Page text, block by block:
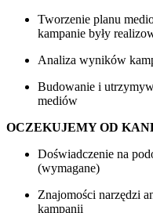
Tworzenie planu
kampanie były
Analiza wyników
Budowanie i
mediów
OCZEKUJEMY OD
Doświadczenie na
(wymagane)
Znajomości narzędzi
kampanii